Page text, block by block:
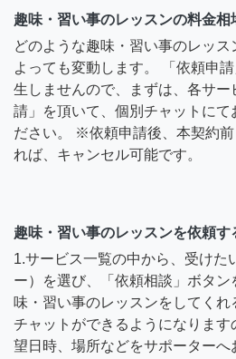
趣味・習い事のレッスンの料金相
どのような趣味・習い事のレッ
よっても変動します。 「依頼申
生しませんので、まずは、各サー
請」を頂いて、個別チャットにて
ださい。 ※依頼申請後、本契約
れば、キャンセル可能です。
趣味・習い事のレッスンを依頼す
1.サービス一覧の中から、受けた
ー）を選び、「依頼相談」ボタ
味・習い事のレッスンをしてくれ
チャットができるようになりま
望日時、場所などをサポーター